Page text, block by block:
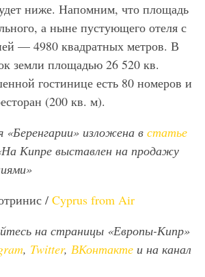
ниже. Напомним, что площадь
а ныне пустующего отеля с
— 4980 квадратных метров. В
земли площадью 26 520 кв.
гостинице есть 80 номеров и
(200 кв. м).
изложена в статье
Кипре выставлен на продажу
/ Cyprus from Air
на страницы «Европы-Кипр»
, Twitter, ВКонтакте и на канал